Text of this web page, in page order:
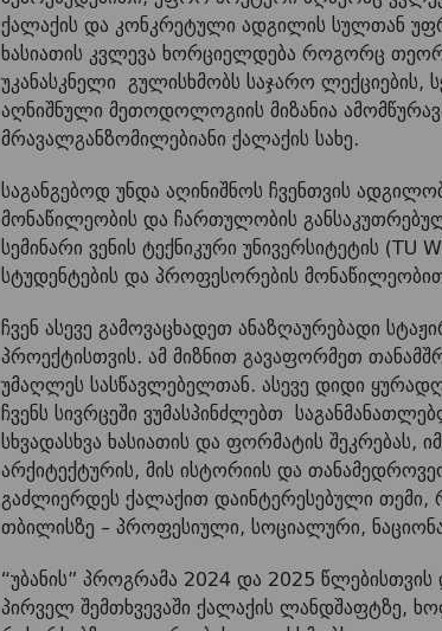
ქალაქის და კონკრეტული ადგილის სულთან
ხასიათის კვლევა ხორციელდება როგორც
უკანასკნელი გულისხმობს საჯარო ლექციების,
აღნიშნული მეთოდოლოგიის მიზანია
მრავალგანზომილებიანი ქალაქის სახე.
საგანგებოდ უნდა აღინიშნოს ჩვენთვის
მონაწილეობის და ჩართულობის
სემინარი ვენის ტექნიკური უნივერსიტეტის
სტუდენტების და პროფესორების
ჩვენ ასევე გამოვაცხადეთ ანაზღაურებადი
პროექტისთვის. ამ მიზნით გავაფორმეთ
უმაღლეს სასწავლებელთან. ასევე დიდი
ჩვენს სივრცეში ვუმასპინძლებთ
სხვადასხვა ხასიათის და ფორმატის შეკრებას,
არქიტექტურის, მის ისტორიის და
გაძლიერდეს ქალაქით დაინტერესებული თემი,
თბილისზე – პროფესიული, სოციალური,
“უბანის” პროგრამა 2024 და 2025
პირველ შემთხვევაში ქალაქის ლანდშაფტზე,